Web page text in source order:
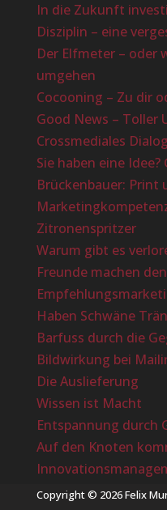
In die Zukunft
Disziplin – eine
Der Elfmeter – oder
umgehen
Cocooning – Zu dir
Good News – Toller
Crossmediales
Sie haben eine
Brückenbauer: Print
Zitronenspritzer
Warum gibt es
Freunde machen
Haben Schwäne
Barfuss durch die
Bildwirkung bei
Die Auslieferung
Wissen ist Macht
Entspannung durch
Auf den Knoten
Copyright © 2026 Felix